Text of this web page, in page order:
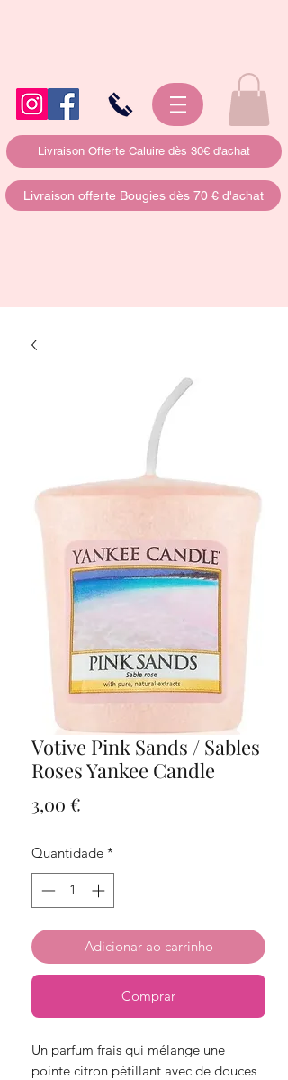
Livraison Offerte Caluire dès 30€ d'achat
Livraison offerte Bougies dès 70 € d'achat
Votive Pink Sands / Sables
Roses Yankee Candle
3,00 €
Quantidade *
Adicionar ao carrinho
Comprar
Un parfum frais qui mélange une
pointe citron pétillant avec de douces